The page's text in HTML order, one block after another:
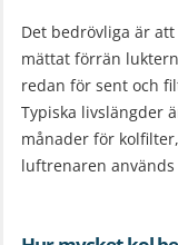
Det bedrövliga är
mättat förrän
redan för sent och
Typiska livslängder
månader för
luftrenaren